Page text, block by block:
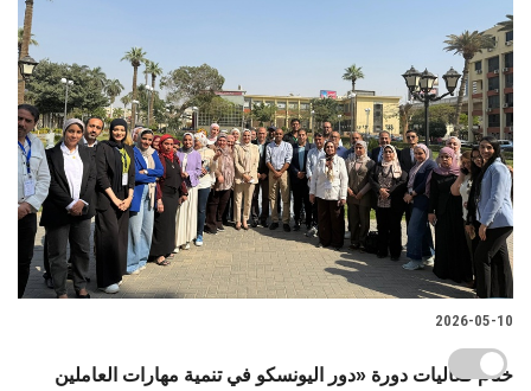
2026-05-10
ختام فعاليات دورة «دور اليونسكو في تنمية مهارات العاملين